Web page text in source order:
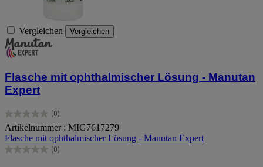
Vergleichen Vergleichen
Flasche mit ophthalmischer Lösung - Manutan
Expert
(0)
0.0
von
5
Sternen.
Artikelnummer : MIG7617279
Flasche mit ophthalmischer Lösung - Manutan Expert
(0)
0.0